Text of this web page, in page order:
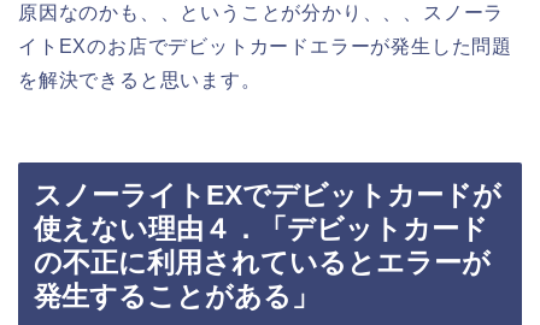
原因なのかも、、ということが分かり、、、スノーラ
イトEXのお店でデビットカードエラーが発生した問題
を解決できると思います。
スノーライトEXでデビットカードが
使えない理由４．「デビットカード
の不正に利用されているとエラーが
発生することがある」